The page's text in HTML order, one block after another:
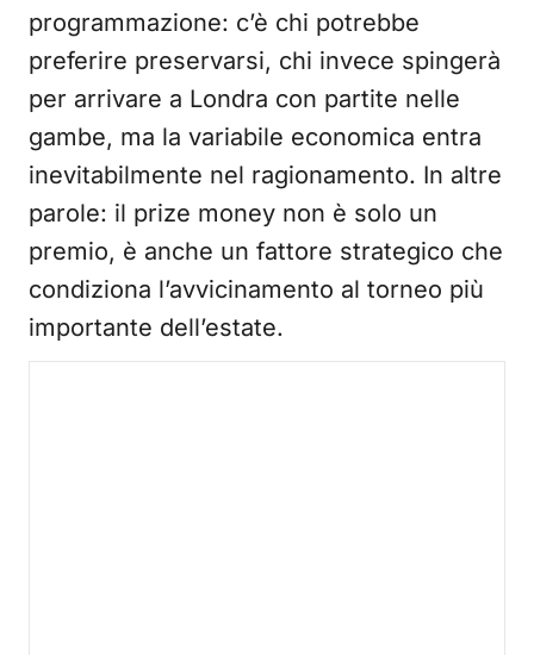
programmazione: c’è chi potrebbe
preferire preservarsi, chi invece spingerà
per arrivare a Londra con partite nelle
gambe, ma la variabile economica entra
inevitabilmente nel ragionamento. In altre
parole: il prize money non è solo un
premio, è anche un fattore strategico che
condiziona l’avvicinamento al torneo più
importante dell’estate.